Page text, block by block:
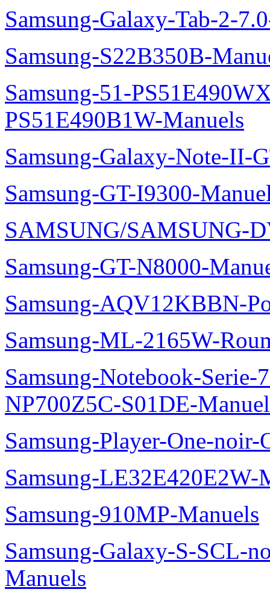
Samsung-Galaxy-Tab-2-
Samsung-S22B350B-
Samsung-51-
PS51E490B1W-Manuels
Samsung-Galaxy-Note-II-
Samsung-GT-I9300-
SAMSUNG/SAMSUNG-
Samsung-GT-N8000-
Samsung-AQV12KBBN-
Samsung-ML-2165W-
Samsung-Notebook-
NP700Z5C-S01DE-
Samsung-Player-One-
Samsung-LE32E420E2W-
Samsung-910MP-Manuels
Samsung-Galaxy-S-SCL-
Manuels